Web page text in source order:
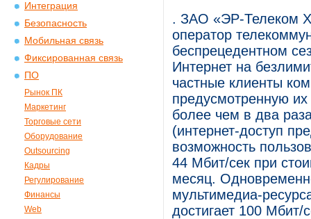
Интеграция
Безопасность
Мобильная связь
Фиксированная связь
ПО
Рынок ПК
Маркетинг
Торговые сети
Оборудование
Outsourcing
Кадры
Регулирование
Финансы
Web
. ЗАО «ЭР-Телеком
оператор
беспрецедентном
Интернет на
частные клиенты
предусмотренную
более чем в два
(интернет-доступ
возможность
44 Мбит/сек при
месяц.
мультимедиа-
достигает 100 Мбит/